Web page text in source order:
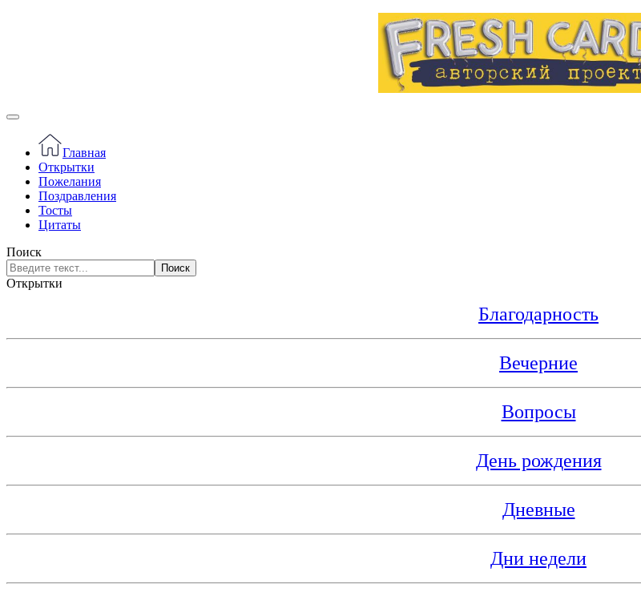
Главная
Открытки
Пожелания
Поздравления
Тосты
Цитаты
Поиск
Поиск
Открытки
Благодарность
Вечерние
Вопросы
День рождения
Дневные
Дни недели